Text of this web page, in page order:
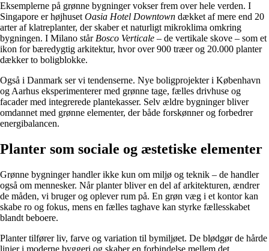
Eksemplerne på grønne bygninger vokser frem over hele verden. I
Singapore er højhuset Oasia Hotel Downtown dækket af mere end 20
arter af klatreplanter, der skaber et naturligt mikroklima omkring
bygningen. I Milano står Bosco Verticale – de vertikale skove – som et
ikon for bæredygtig arkitektur, hvor over 900 træer og 20.000 planter
dækker to boligblokke.
Også i Danmark ser vi tendenserne. Nye boligprojekter i København
og Aarhus eksperimenterer med grønne tage, fælles drivhuse og
facader med integrerede plantekasser. Selv ældre bygninger bliver
omdannet med grønne elementer, der både forskønner og forbedrer
energibalancen.
Planter som sociale og æstetiske elementer
Grønne bygninger handler ikke kun om miljø og teknik – de handler
også om mennesker. Når planter bliver en del af arkitekturen, ændrer
de måden, vi bruger og oplever rum på. En grøn væg i et kontor kan
skabe ro og fokus, mens en fælles taghave kan styrke fællesskabet
blandt beboere.
Planter tilfører liv, farve og variation til bymiljøet. De blødgør de hårde
linjer i moderne byggeri og skaber en forbindelse mellem det